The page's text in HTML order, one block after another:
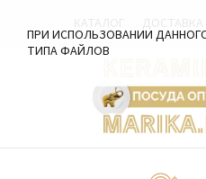
ДОСТАВКА
ПРИ ИСПОЛЬЗОВАНИИ
ТИПА ФАЙЛОВ